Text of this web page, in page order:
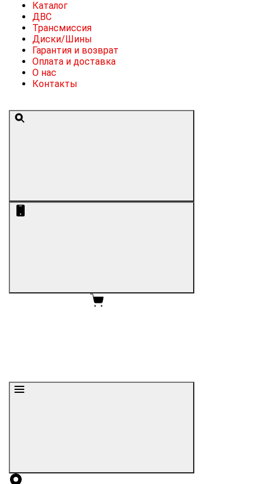
Каталог
ДВС
Трансмиссия
Диски/Шины
Гарантия и возврат
Оплата и доставка
О нас
Контакты